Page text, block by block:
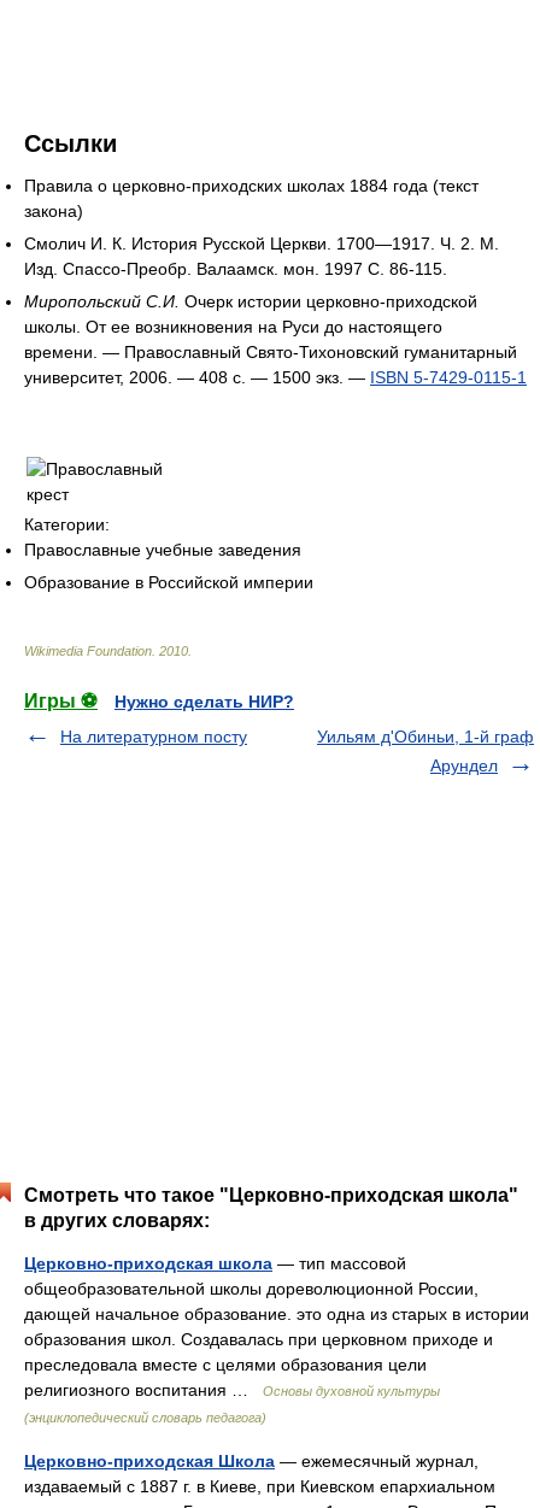
Ссылки
Правила о церковно-приходских школах 1884 года (текст
закона)
Смолич И. К. История Русской Церкви. 1700—1917. Ч. 2. М.
Изд. Спассо-Преобр. Валаамск. мон. 1997 С. 86-115.
Миропольский С.И. Очерк истории церковно-приходской
школы. От ее возникновения на Руси до настоящего
времени. — Православный Свято-Тихоновский гуманитарный
университет, 2006. — 408 с. — 1500 экз. — ISBN 5-7429-0115-1
Категории:
Православные учебные заведения
Образование в Российской империи
Wikimedia Foundation 2010
Игры ⚽
Нужно сделать НИР?
На литературном посту
Уильям д'Обиньи, 1-й граф
Арундел
Смотреть что такое "Церковно-приходская школа"
в других словарях:
Церковно-приходская школа — тип массовой
общеобразовательной школы дореволюционной России,
дающей начальное образование. это одна из старых в истории
образования школ. Создавалась при церковном приходе и
преследовала вместе с целями образования цели
религиозного воспитания …
Основы духовной культуры
(энциклопедический словарь педагога)
Церковно-приходская Школа — ежемесячный журнал,
издаваемый с 1887 г. в Киеве, при Киевском епархиальном